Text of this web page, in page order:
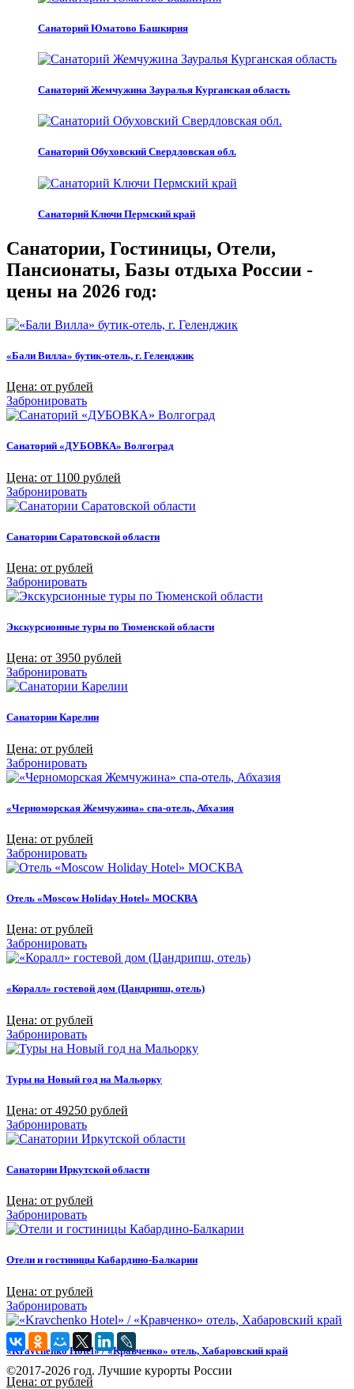
Санаторий Юматово Башкирия
Санаторий Жемчужина Зауралья Курганская область
Санаторий Обуховский Свердловская обл.
Санаторий Ключи Пермский край
Санатории, Гостиницы, Отели,
Пансионаты, Базы отдыха России -
цены на 2026 год:
«Бали Вилла» бутик-отель, г. Геленджик
Цена: от рублей
Забронировать
Санаторий «ДУБОВКА» Волгоград
Цена: от 1100 рублей
Забронировать
Санатории Саратовской области
Цена: от рублей
Забронировать
Экскурсионные туры по Тюменской области
Цена: от 3950 рублей
Забронировать
Санатории Карелии
Цена: от рублей
Забронировать
«Черноморская Жемчужина» спа-отель, Абхазия
Цена: от рублей
Забронировать
Отель «Moscow Holiday Hotel» МОСКВА
Цена: от рублей
Забронировать
«Коралл» гостевой дом (Цандрипш, отель)
Цена: от рублей
Забронировать
Туры на Новый год на Мальорку
Цена: от 49250 рублей
Забронировать
Санатории Иркутской области
Цена: от рублей
Забронировать
Отели и гостиницы Кабардино-Балкарии
Цена: от рублей
Забронировать
«Kravchenko Hotel» / «Кравченко» отель, Хабаровский край
Цена: от рублей
©2017-2026 год. Лучшие курорты России